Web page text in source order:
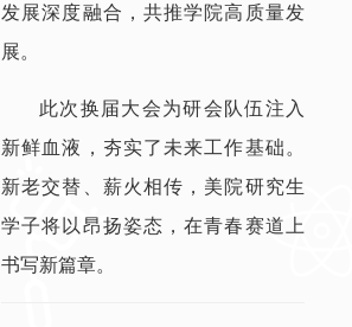
发展深度融合，共推学院高质量发
展。
此次换届大会为研会队伍注入
新鲜血液，夯实了未来工作基础。
新老交替、薪火相传，美院研究生
学子将以昂扬姿态，在青春赛道上
书写新篇章。